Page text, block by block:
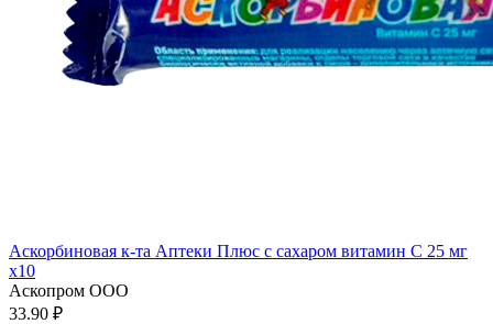
Аскорбиновая к-та Аптеки Плюс с сахаром витамин С 25 мг
x10
Аскопром ООО
33.90 ₽